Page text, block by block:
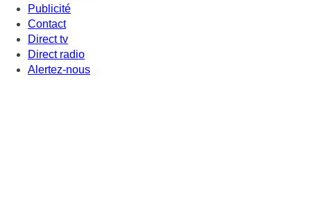
Publicité
Contact
Direct tv
Direct radio
Alertez-nous